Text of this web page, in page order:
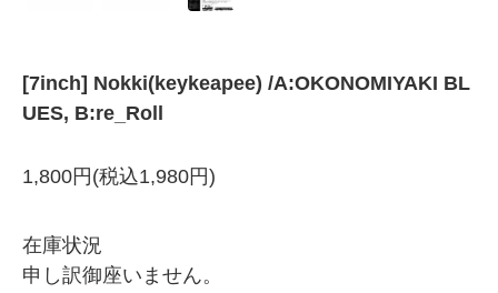
[7inch] Nokki(keykeapee) /A:OKONOMIYAKI BL
UES, B:re_Roll
1,800円(税込1,980円)
在庫状況
申し訳御座いません。